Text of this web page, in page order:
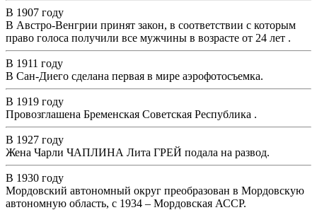
В 1907 году
В Австро-Венгрии принят закон, в соответствии с которым
право голоса получили все мужчины в возрасте от 24 лет .
В 1911 году
В Сан-Диего сделана первая в мире аэрофотосъемка.
В 1919 году
Провозглашена Бременская Советская Республика .
В 1927 году
Жена Чарли ЧАПЛИНА Лита ГРЕЙ подала на развод.
В 1930 году
Мордовский автономный округ преобразован в Мордовскую
автономную область, с 1934 – Мордовская АССР.